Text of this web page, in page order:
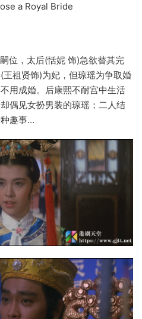
a Royal Bride
位，太后(恬妮 饰)急欲替其完
祖贤饰)为妃，但琼瑶为争取婚
用成婚。后康熙不耐宫中生活
偶见女扮男装的琼瑶；二人结
趣事…